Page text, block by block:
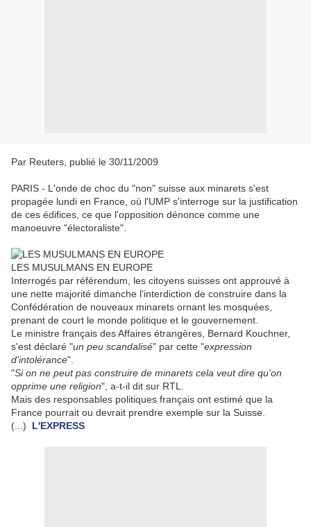
Par Reuters, publié le 30/11/2009
PARIS - L'onde de choc du "non" suisse aux minarets s'est
propagée lundi en France, où l'UMP s'interroge sur la justification
de ces édifices, ce que l'opposition dénonce comme une
manoeuvre "électoraliste".
LES MUSULMANS EN EUROPE
Interrogés par référendum, les citoyens suisses ont approuvé à
une nette majorité dimanche l'interdiction de construire dans la
Confédération de nouveaux minarets ornant les mosquées,
prenant de court le monde politique et le gouvernement.
Le ministre français des Affaires étrangères, Bernard Kouchner,
s'est déclaré "un peu scandalisé" par cette "expression
d'intolérance".
"Si on ne peut pas construire de minarets cela veut dire qu'on
opprime une religion", a-t-il dit sur RTL.
Mais des responsables politiques français ont estimé que la
France pourrait ou devrait prendre exemple sur la Suisse.
(...) L'EXPRESS